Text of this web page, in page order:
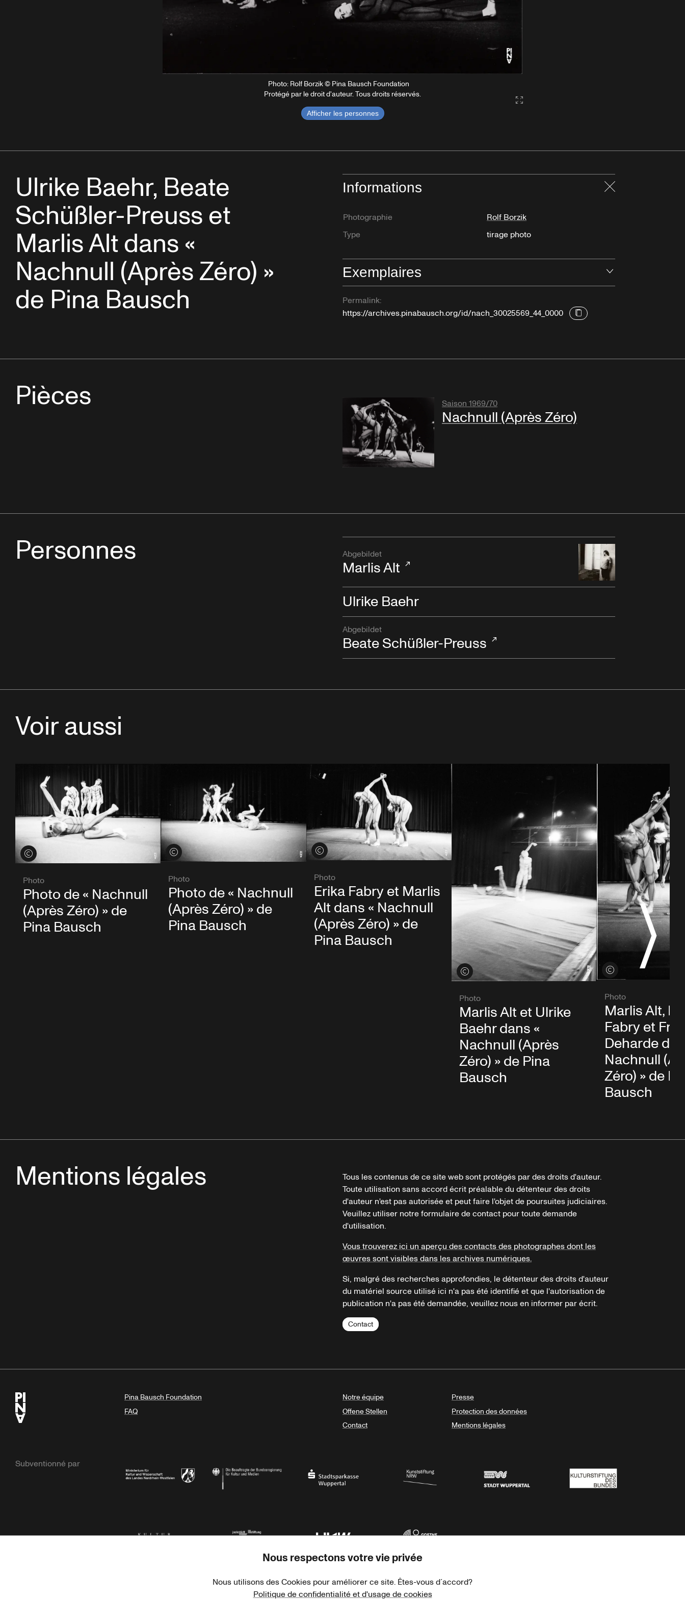
Photo: Rolf Borzik © Pina Bausch Foundation
Protégé par le droit d'auteur. Tous droits réservés.
Afficher les personnes
Gallery2:fullscreen
Ulrike Baehr, Beate
Schüßler-Preuss et
Marlis Alt dans «
Nachnull (Après Zéro) »
de Pina Bausch
Informations
Photographie
Rolf Borzik
Type
tirage photo
Exemplaires
Permalink:
https://archives.pinabausch.org/id/nach_30025569_44_0000
Pièces Saison 1969/70
Nachnull (Après Zéro)
Personnes Abgebildet
Marlis Alt
Ulrike Baehr
Abgebildet
Beate Schüßler-Preuss
Voir aussi
Voir les crédits
Photo
Photo de « Nachnull
(Après Zéro) » de
Pina Bausch
Voir les crédits
Photo
Photo de « Nachnull
(Après Zéro) » de
Pina Bausch
Voir les crédits
Photo
Erika Fabry et Marlis
Alt dans « Nachnull
(Après Zéro) » de
Pina Bausch
Voir les crédits
Photo
Marlis Alt et Ulrike
Baehr dans «
Nachnull (Après
Zéro) » de Pina
Bausch
Voir les crédits
Photo
Marlis Alt,
Fabry et
Deharde
Nachnull
Zéro) » de
Bausch
Mentions légales
Tous les contenus de ce site web sont protégés par des droits d'auteur.
Toute utilisation sans accord écrit préalable du détenteur des droits
d'auteur n'est pas autorisée et peut faire l'objet de poursuites judiciaires.
Veuillez utiliser notre formulaire de contact pour toute demande
d'utilisation.
Vous trouverez ici un aperçu des contacts des photographes dont les
œuvres sont visibles dans les archives numériques.
Si, malgré des recherches approfondies, le détenteur des droits d'auteur
du matériel source utilisé ici n'a pas été identifié et que l'autorisation de
publication n'a pas été demandée, veuillez nous en informer par écrit.
Contact
Pina Bausch Foundation
FAQ
Notre équipe
Offene Stellen
Contact
Presse
Protection des données
Mentions légales
Subventionné par
Haus der Kulturen der Welt Goethe-Institut
Nous respectons votre vie privée
Nous utilisons des Cookies pour améliorer ce site. Êtes-vous d´accord?
Politique de confidentialité et d'usage de cookies